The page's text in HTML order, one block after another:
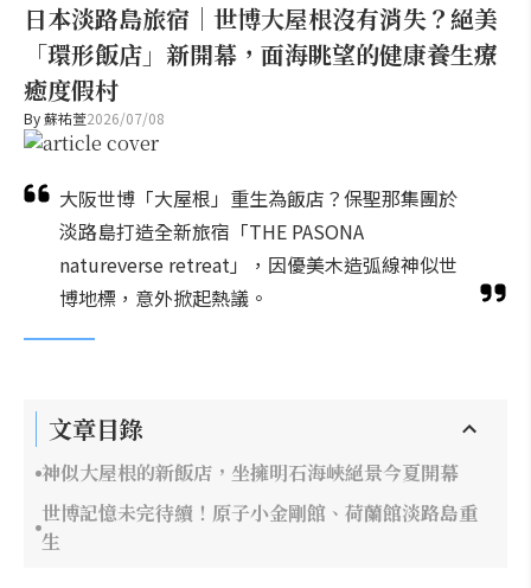
日本淡路島旅宿｜世博大屋根沒有消失？絕美
「環形飯店」新開幕，面海眺望的健康養生療
癒度假村
By蘇祐萱2026/07/08
大阪世博「大屋根」重生為飯店？保聖那集團於
淡路島打造全新旅宿「THE PASONA
natureverse retreat」，因優美木造弧線神似世
博地標，意外掀起熱議。
文章目錄
神似大屋根的新飯店，坐擁明石海峽絕景今夏開幕
世博記憶未完待續！原子小金剛館、荷蘭館淡路島重
生